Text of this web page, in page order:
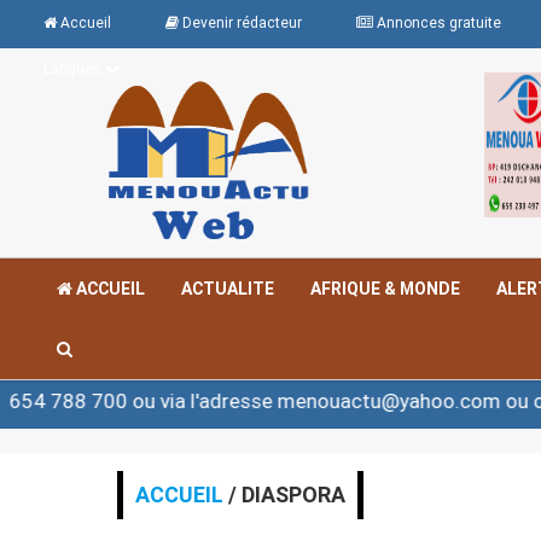
Accueil Devenir rédacteur Annonces gratuite
ACCUEIL ACTUALITE AFRIQUE & MONDE
ou via l'adresse menouactu@yahoo.com ou
ACCUEIL / DIASPORA